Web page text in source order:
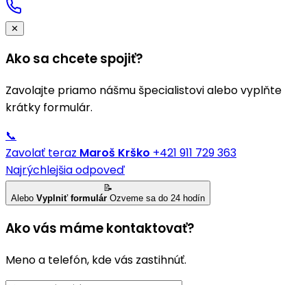
✕
Ako sa chcete spojiť?
Zavolajte priamo nášmu špecialistovi alebo vyplňte
krátky formulár.
📞
Zavolať teraz Maroš Krško +421 911 729 363
Najrýchlejšia odpoveď
📝
Alebo Vyplniť formulár Ozveme sa do 24 hodín
Ako vás máme kontaktovať?
Meno a telefón, kde vás zastihnúť.